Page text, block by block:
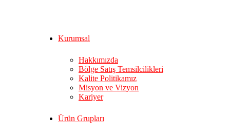
Kurumsal
Hakkımızda
Bölge Satış Temsilcilikleri
Kalite Politikamız
Misyon ve Vizyon
Kariyer
Ürün Grupları